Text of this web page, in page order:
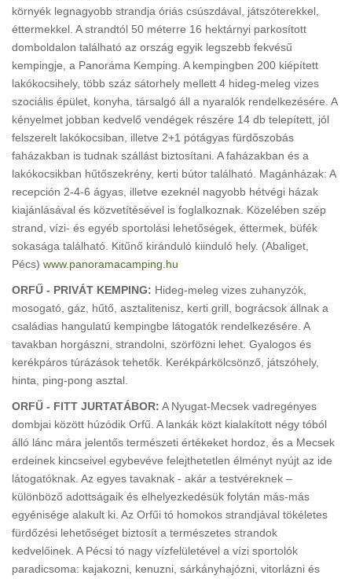
környék legnagyobb strandja óriás csúszdával, játszóterekkel,
éttermekkel. A strandtól 50 méterre 16 hektárnyi parkosított
domboldalon található az ország egyik legszebb fekvésű
kempingje, a Panoráma Kemping. A kempingben 200 kiépített
lakókocsihely, több száz sátorhely mellett 4 hideg-meleg vizes
szociális épület, konyha, társalgó áll a nyaralók rendelkezésére. A
kényelmet jobban kedvelő vendégek részére 14 db telepített, jól
felszerelt lakókocsiban, illetve 2+1 pótágyas fürdőszobás
faházakban is tudnak szállást biztosítani. A faházakban és a
lakókocsikban hűtőszekrény, kerti bútor található. Magánházak: A
recepción 2-4-6 ágyas, illetve ezeknél nagyobb hétvégi házak
kiajánlásával és közvetítésével is foglalkoznak. Közelében szép
strand, vízi- és egyéb sportolási lehetőségek, éttermek, büfék
sokasága található. Kitűnő kiránduló kiinduló hely. (Abaliget,
Pécs) www.panoramacamping.hu
ORFŰ - PRIVÁT KEMPING: Hideg-meleg vizes zuhanyzók,
mosogató, gáz, hűtő, asztalitenisz, kerti grill, bográcsok állnak a
családias hangulatú kempingbe látogatók rendelkezésére. A
tavakban horgászni, strandolni, szörfözni lehet. Gyalogos és
kerékpáros túrázások tehetők. Kerékpárkölcsönző, játszóhely,
hinta, ping-pong asztal.
ORFŰ - FITT JURTATÁBOR: A Nyugat-Mecsek vadregényes
dombjai között húzódik Orfű. A lankák közt kialakított négy tóból
álló lánc mára jelentős természeti értékeket hordoz, és a Mecsek
erdeinek kincseivel egybevéve felejthetetlen élményt nyújt az ide
látogatóknak. Az egyes tavaknak - akár a testvéreknek –
különböző adottságaik és elhelyezkedésük folytán más-más
egyénisége alakult ki. Az Orfűi tó homokos strandjával tökéletes
fürdőzési lehetőséget biztosít a természetes strandok
kedvelőinek. A Pécsi tó nagy vízfelületével a vízi sportolók
paradicsoma: kajakozni, kenuzni, sárkányhajózni, vitorlázni és